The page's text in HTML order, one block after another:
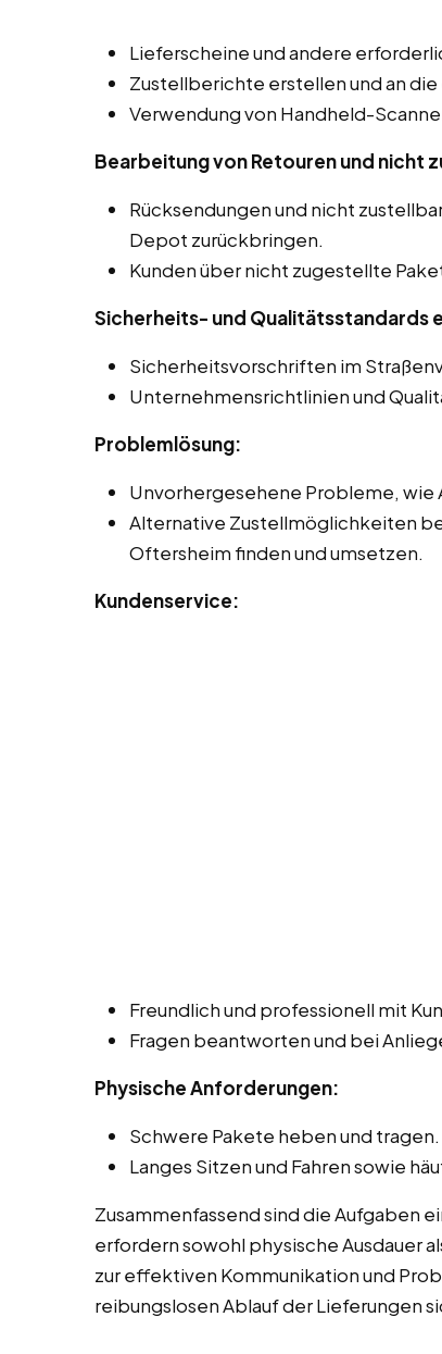
Lieferscheine und andere
Zustellberichte erstellen und an
Verwendung von Handheld-
Bearbeitung von Retouren und nicht
Rücksendungen und nicht
Depot zurückbringen.
Kunden über nicht zugestellte
Sicherheits- und Qualitätsstandards
Sicherheitsvorschriften im
Unternehmensrichtlinien und
Problemlösung:
Unvorhergesehene Probleme,
Alternative Zustellmöglichkeiten
Oftersheim finden und umsetzen.
Kundenservice:
Freundlich und professionell mit
Fragen beantworten und bei
Physische Anforderungen:
Schwere Pakete heben und tragen.
Langes Sitzen und Fahren sowie
Zusammenfassend sind die Aufgaben
erfordern sowohl physische Ausdauer
zur effektiven Kommunikation und
reibungslosen Ablauf der Lieferungen